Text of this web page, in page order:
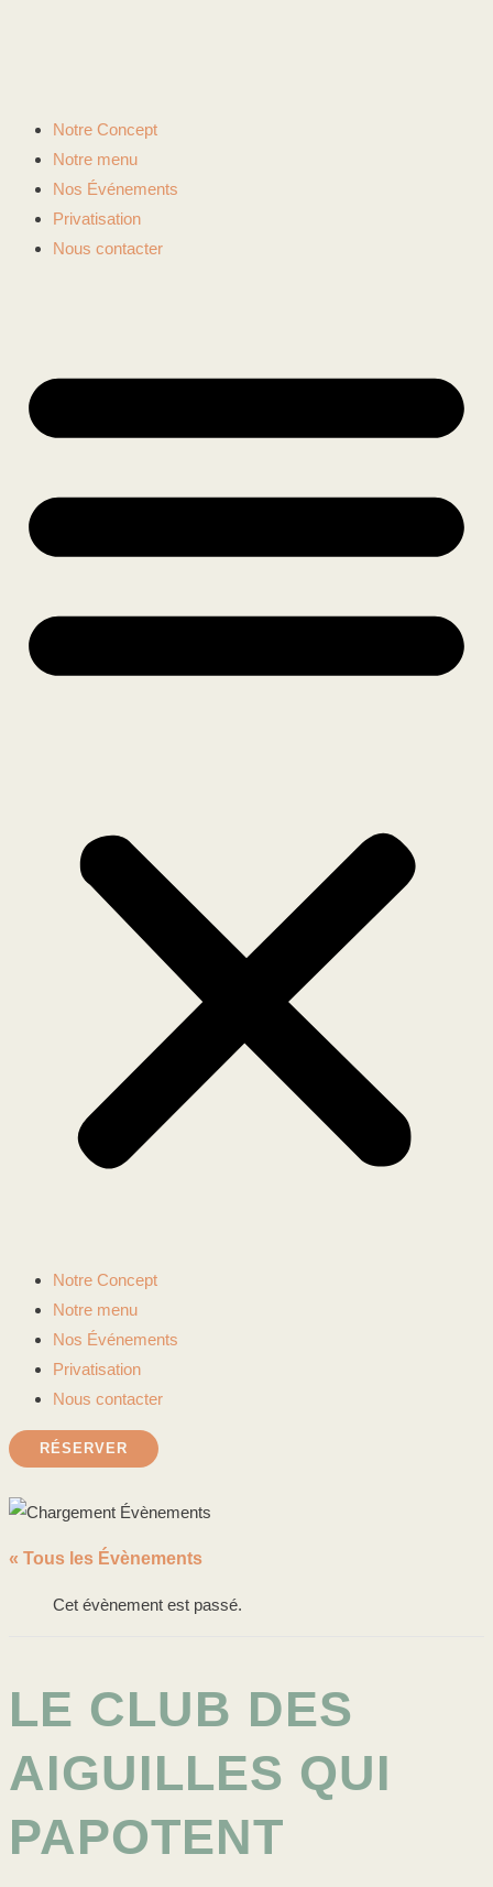
Notre Concept
Notre menu
Nos Événements
Privatisation
Nous contacter
Notre Concept
Notre menu
Nos Événements
Privatisation
Nous contacter
RÉSERVER
« Tous les Évènements
Cet évènement est passé.
LE CLUB DES
AIGUILLES QUI
PAPOTENT